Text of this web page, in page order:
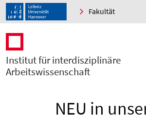
Fakultät
Institut für interdisziplinäre
Arbeitswissenschaft
NEU in